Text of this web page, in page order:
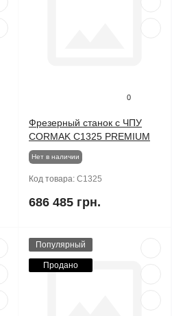
0
Фрезерный станок с ЧПУ
CORMAK C1325 PREMIUM
Нет в наличии
Код товара: C1325
686 485 грн.
Популярный
Продано